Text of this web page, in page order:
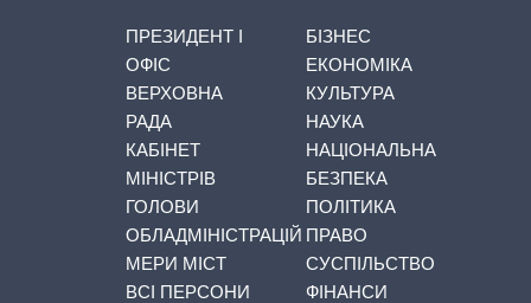
ПРЕЗИДЕНТ І
ОФІС
ВЕРХОВНА
РАДА
КАБІНЕТ
МІНІСТРІВ
ГОЛОВИ
ОБЛАДМІНІСТРАЦІЙ
МЕРИ МІСТ
ВСІ ПЕРСОНИ
БІЗНЕС
ЕКОНОМІКА
КУЛЬТУРА
НАУКА
НАЦІОНАЛЬНА
БЕЗПЕКА
ПОЛІТИКА
ПРАВО
СУСПІЛЬСТВО
ФІНАНСИ